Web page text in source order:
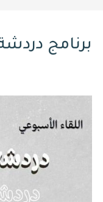
برنامج